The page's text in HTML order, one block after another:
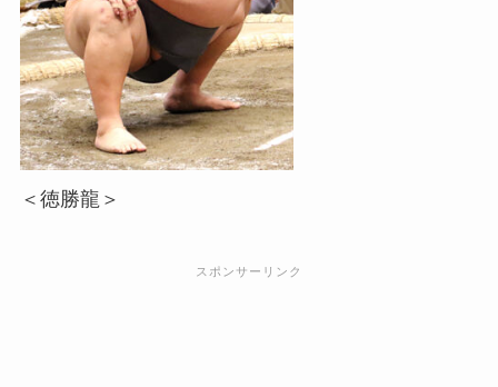
＜徳勝龍＞
スポンサーリンク